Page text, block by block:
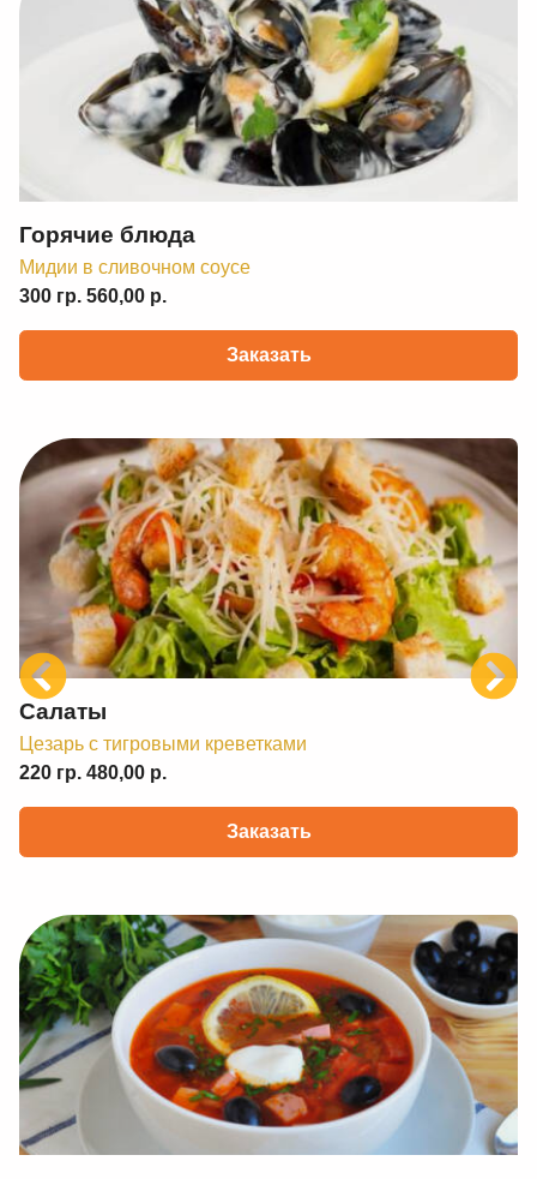
Горячие блюда
Мидии в сливочном соусе
300 гр. 560,00 р.
Заказать
Салаты
Цезарь с тигровыми креветками
220 гр. 480,00 р.
Заказать
Previous Next